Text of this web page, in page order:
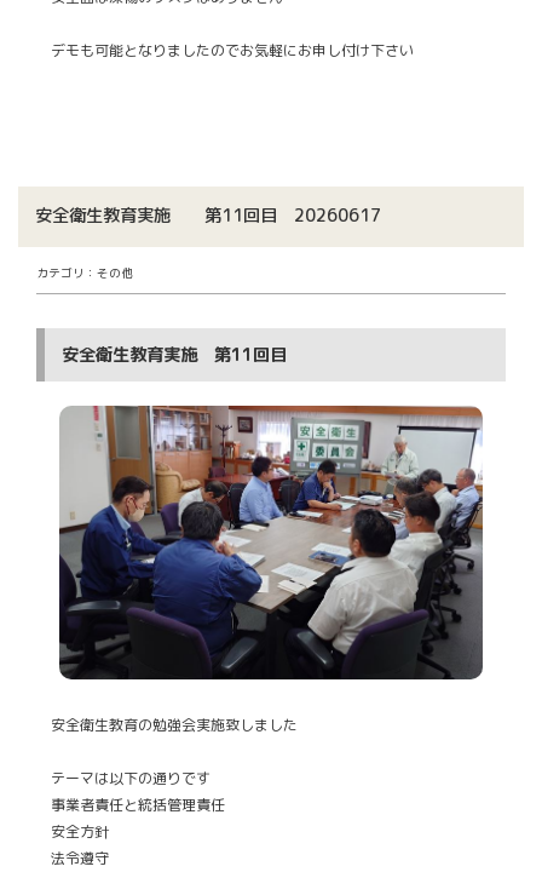
デモも可能となりましたのでお気軽にお申し付け下さい
安全衛生教育実施 第11回目 20260617
カテゴリ：その他
安全衛生教育実施 第11回目
安全衛生教育の勉強会実施致しました
テーマは以下の通りです
事業者責任と統括管理責任
安全方針
法令遵守